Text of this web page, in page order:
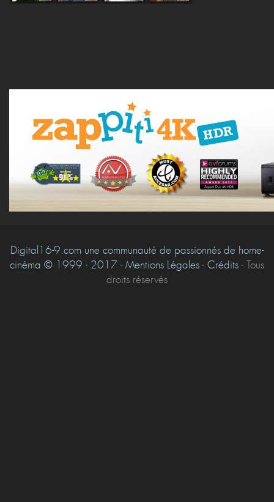
Digital16-9.com une communauté de passionnés de home-
cinéma © 1999 - 2017 - Mentions Légales - Crédits -Tous
droits réservés